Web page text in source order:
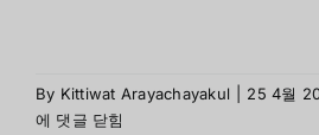
By Kittiwat Arayachayakul 25 4월
에 댓글 닫힘